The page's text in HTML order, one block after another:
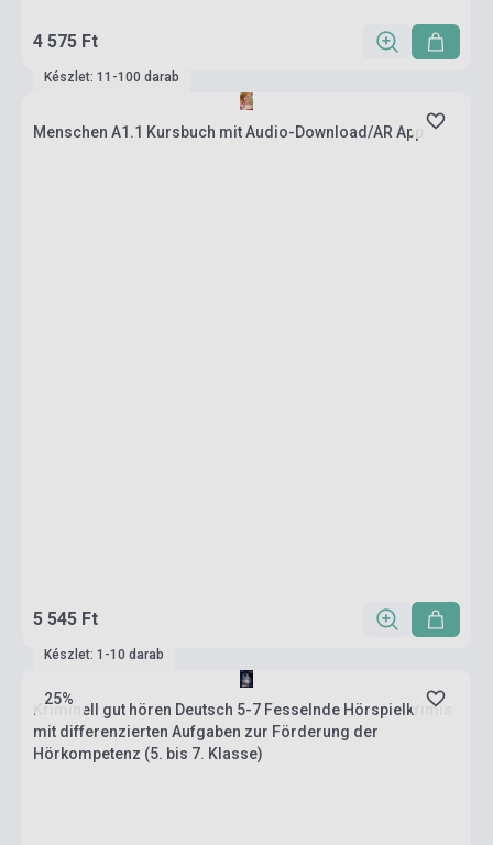
4 575 Ft
Készlet: 11-100 darab
Menschen A1.1 Kursbuch mit Audio-Download/AR App
5 545 Ft
25%
Készlet: 1-10 darab
Kriminell gut hören Deutsch 5-7 Fesselnde Hörspielkrimis
mit differenzierten Aufgaben zur Förderung der
Hörkompetenz (5. bis 7. Klasse)